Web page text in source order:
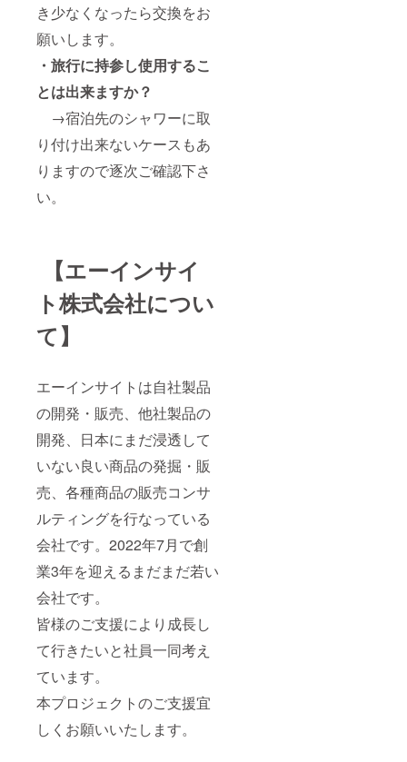
き少なくなったら交換をお
願いします。
・旅行に持参し使用するこ
とは出来ますか？
→宿泊先のシャワーに取
り付け出来ないケースもあ
りますので逐次ご確認下さ
い。
【エーインサイ
ト株式会社につい
て】
エーインサイトは自社製品
の開発・販売、他社製品の
開発、日本にまだ浸透して
いない良い商品の発掘・販
売、各種商品の販売コンサ
ルティングを行なっている
会社です。2022年7月で創
業3年を迎えるまだまだ若い
会社です。
皆様のご支援により成長し
て行きたいと社員一同考え
ています。
本プロジェクトのご支援宜
しくお願いいたします。